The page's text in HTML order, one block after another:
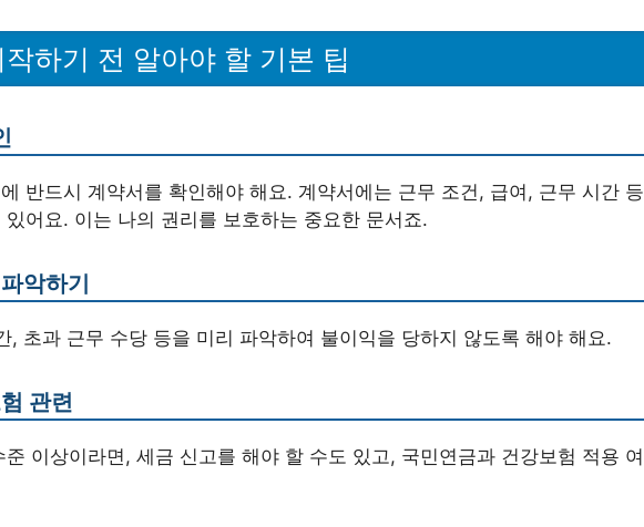
하기 전 알아야 할 기본 팁
반드시 계약서를 확인해야 해요. 계약서에는 근무 조건, 급여, 근무 시간 등
어요. 이는 나의 권리를 보호하는 중요한 문서죠.
악하기
, 초과 근무 수당 등을 미리 파악하여 불이익을 당하지 않도록 해야 해요.
관련
이상이라면, 세금 신고를 해야 할 수도 있고, 국민연금과 건강보험 적용 여